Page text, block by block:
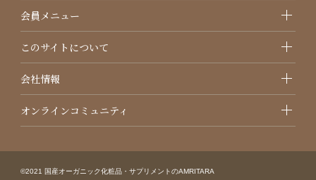
会員メニュー
このサイトについて
会社情報
オンラインコミュニティ
©2021 国産オーガニック化粧品・サプリメントのAMRITARA